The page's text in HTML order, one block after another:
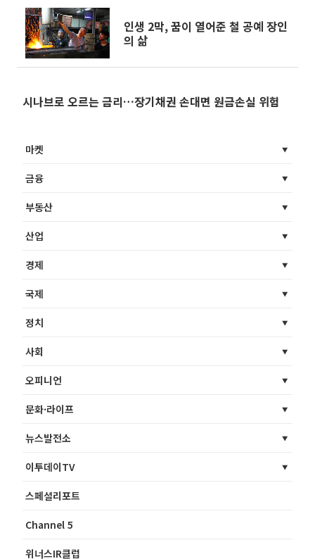
인생 2막, 꿈이 열어준 철 공예 장인
의 삶
시나브로 오르는 금리…장기채권 손대면 원금손실 위험
마켓
금융
부동산
산업
경제
국제
정치
사회
오피니언
문화·라이프
뉴스발전소
이투데이TV
스페셜리포트
Channel 5
위너스IR클럽